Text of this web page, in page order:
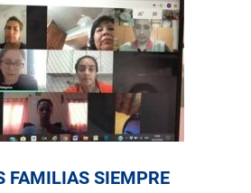
FAMILIAS SIEMPRE